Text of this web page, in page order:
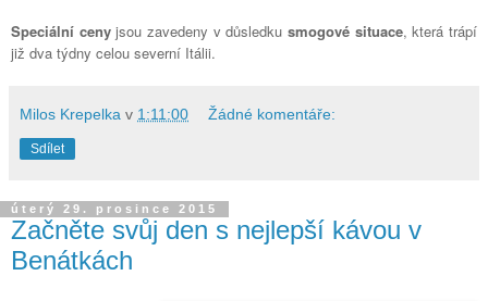
Speciální cenyjsou zavedeny v důsledkusmogové situace, která trápí
již dva týdny celou severní Itálii.
Milos Krepelka v 1:11:00 Žádné komentáře:
Sdílet
úterý 29. prosince 2015
Začněte svůj den s nejlepší kávou v
Benátkách